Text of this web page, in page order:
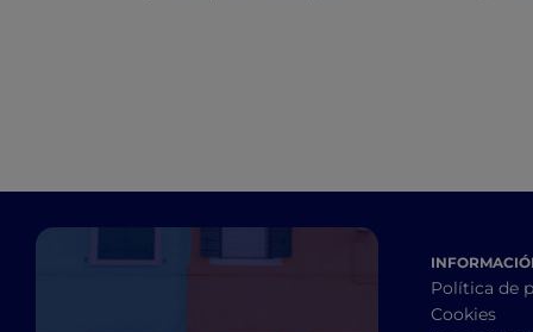
Política de
Cookies